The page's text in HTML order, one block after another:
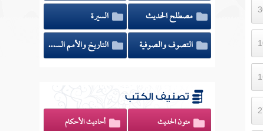
مصطلح الحديث
السيرة
التصوف والصوفية
التاريخ والأمم السابقة
تصنيف الكتب
متون الحديث أحاديث الأحكام